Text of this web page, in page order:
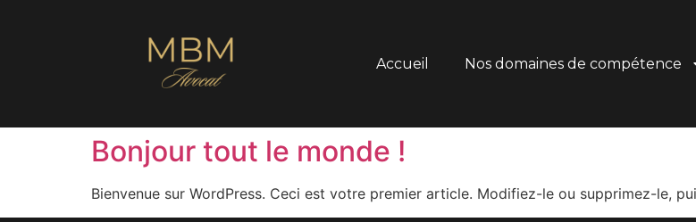
Accueil Nos domaines de compétence
Bonjour tout le monde !
Bienvenue sur WordPress. Ceci est votre premier article. Modifiez-le ou supprimez-le,